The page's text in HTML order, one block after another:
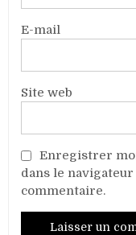
E-mail
Site web
Enregistrer
dans le
commentaire.